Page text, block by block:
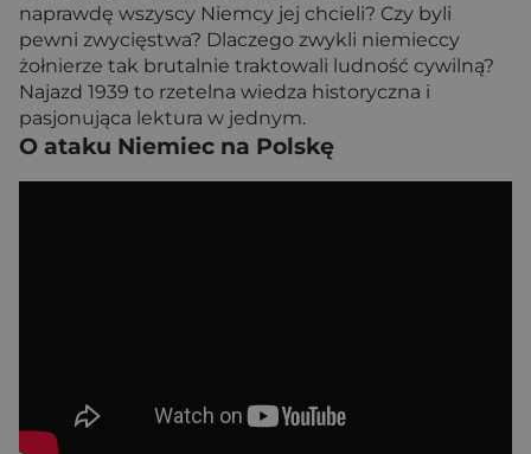
naprawdę wszyscy Niemcy jej chcieli? Czy byli
pewni zwycięstwa? Dlaczego zwykli niemieccy
żołnierze tak brutalnie traktowali ludność cywilną?
Najazd 1939 to rzetelna wiedza historyczna i
pasjonująca lektura w jednym.
O ataku Niemiec na Polskę